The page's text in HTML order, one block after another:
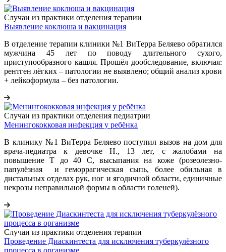
Случаи из практики отделения терапии
Выявление коклюша и вакцинация
В отделение терапии клиники №1 ВиТерра Беляево обратился
мужчина 45 лет по поводу длительного сухого,
приступообразного кашля. Прошёл дообследование, включая:
рентген лёгких – патологии не выявлено; общий анализ крови
+ лейкоформула – без патологии.
Случаи из практики отделения педиатрии
Менингококковая инфекция у ребёнка
В клинику №1 ВиТерра Беляево поступил вызов на дом для
врача-педиатра к девочке Н., 13 лет, с жалобами на
повышение Т до 40 С, высыпания на коже (розеолезно-
папулёзная и геморрагическая сыпь, более обильная в
дистальных отделах рук, ног и ягодичной области, единичные
некрозы неправильной формы в области голеней).
Случаи из практики отделения терапии
Проведение Диаскинтеста для исключения туберкулёзного
процесса в организме